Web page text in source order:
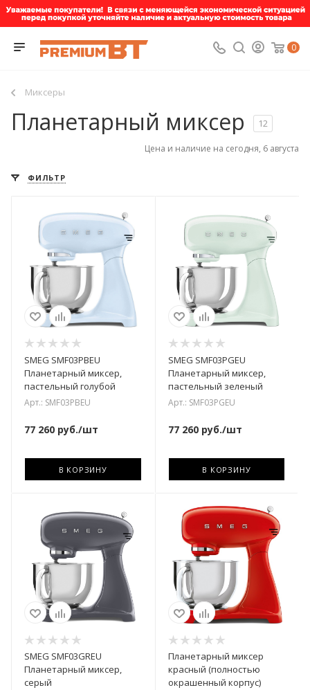
0
Миксеры
Планетарный миксер 12
Цена и наличие на сегодня, 6 августа
ФИЛЬТР
SMEG SMF03PBEU
Планетарный миксер,
пастельный голубой
Арт.: SMF03PBEU
77 260 руб./шт
В КОРЗИНУ
SMEG SMF03PGEU
Планетарный миксер,
пастельный зеленый
Арт.: SMF03PGEU
77 260руб./шт
В КОРЗИНУ
SMEG SMF03GREU
Планетарный миксер,
серый
Планетарный миксер
красный (полностью
окрашенный корпус)